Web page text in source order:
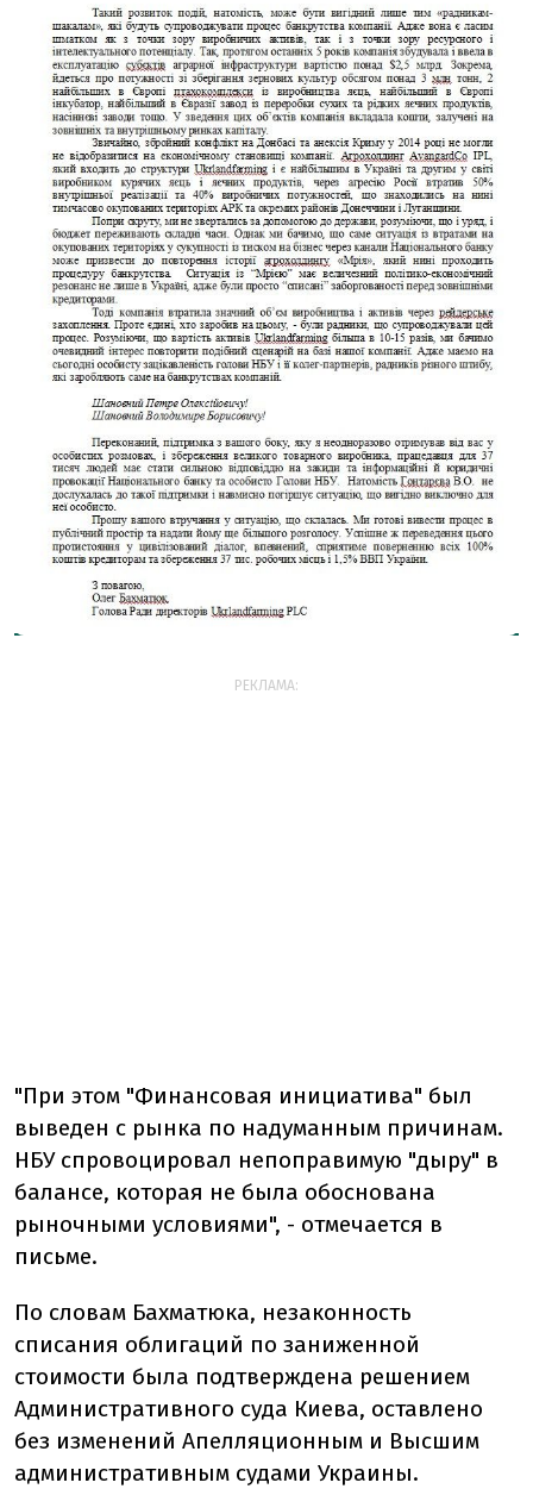
РЕКЛАМА:
"При этом "Финансовая инициатива" был
выведен с рынка по надуманным причинам.
НБУ спровоцировал непоправимую "дыру" в
балансе, которая не была обоснована
рыночными условиями", - отмечается в
письме.
По словам Бахматюка, незаконность
списания облигаций по заниженной
стоимости была подтверждена решением
Административного суда Киева, оставлено
без изменений Апелляционным и Высшим
административным судами Украины.